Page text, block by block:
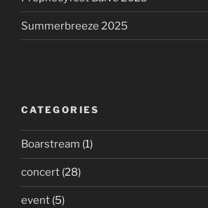
Summerbreeze 2025
CATEGORIES
Boarstream (1)
concert (28)
event (5)